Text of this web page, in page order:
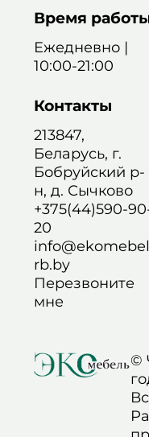
Время
Ежедневно |
10:00-21:00
Контакты
213847,
Беларусь, г.
Бобруйский р-
н, д. Сычково
+375(44)590-
20
rb.by
Перезвоните
мне
©